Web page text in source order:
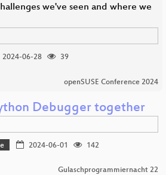
we've seen and where we
2024-06-28
39
openSUSE Conference 2024
Debugger together
2024-06-01
142
Gulaschprogrammiernacht 22